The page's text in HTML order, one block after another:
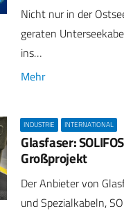
Nicht nur in der
geraten
ins…
Mehr
INDUSTRIE INTERNATIONAL
Glasfaser:
Großprojekt
Der Anbieter von
und Spezialkabeln,